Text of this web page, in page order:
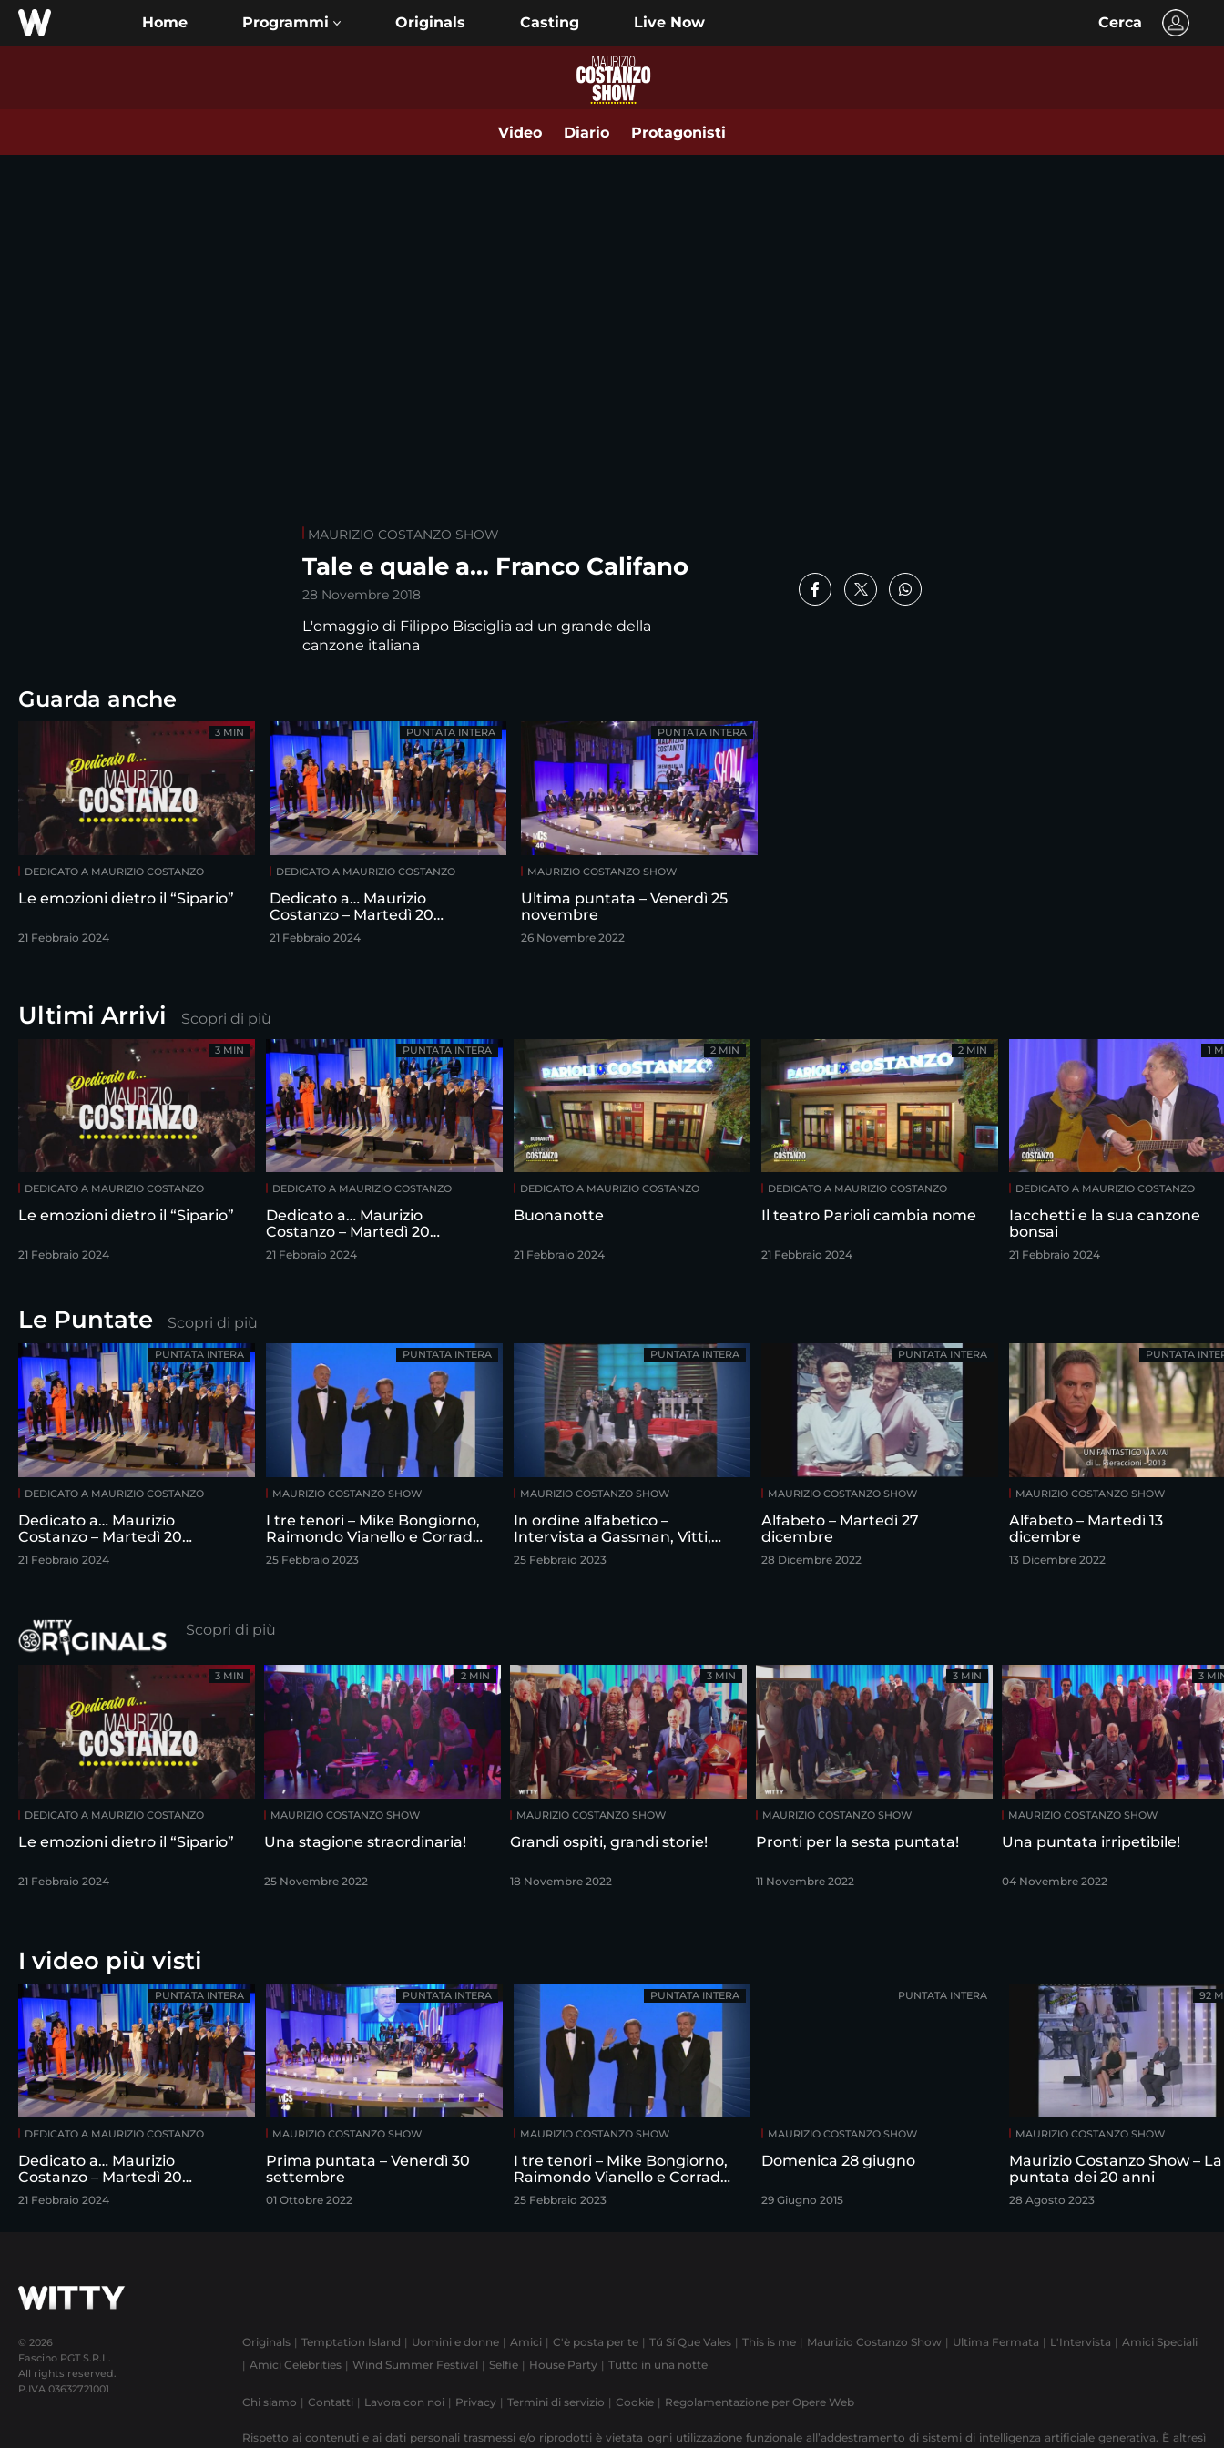
Home Originals Casting Live Now Cerca
Video Diario Protagonisti
MAURIZIO COSTANZO SHOW
Tale e quale a… Franco Califano
28 Novembre 2018
L'omaggio di Filippo Bisciglia ad un grande della
canzone italiana
Guarda anche
DEDICATO A MAURIZIO COSTANZO
Le emozioni dietro il “Sipario”
21 Febbraio 2024
3 MIN
DEDICATO A MAURIZIO COSTANZO
Dedicato a… Maurizio
Costanzo – Martedì 20
febbraio
21 Febbraio 2024
PUNTATA INTERA
MAURIZIO COSTANZO SHOW
Ultima puntata – Venerdì 25
novembre
26 Novembre 2022
PUNTATA INTERA
Ultimi Arrivi Scopri di più
DEDICATO A MAURIZIO COSTANZO
Le emozioni dietro il “Sipario”
21 Febbraio 2024
3 MIN
DEDICATO A MAURIZIO COSTANZO
Dedicato a… Maurizio
Costanzo – Martedì 20
febbraio
21 Febbraio 2024
PUNTATA INTERA
DEDICATO A MAURIZIO COSTANZO
Buonanotte
21 Febbraio 2024
2 MIN
DEDICATO A MAURIZIO COSTANZO
Il teatro Parioli cambia nome
21 Febbraio 2024
2 MIN
DEDICATO A MAURIZIO COSTANZO
Iacchetti e la sua canzone
bonsai
21 Febbraio 2024
1
Le Puntate Scopri di più
DEDICATO A MAURIZIO COSTANZO
Dedicato a… Maurizio
Costanzo – Martedì 20
febbraio
21 Febbraio 2024
PUNTATA INTERA
MAURIZIO COSTANZO SHOW
I tre tenori – Mike Bongiorno,
Raimondo Vianello e Corrado
intervistati da Maurizio
Costanzo
25 Febbraio 2023
PUNTATA INTERA
MAURIZIO COSTANZO SHOW
In ordine alfabetico –
Intervista a Gassman, Vitti,
Sordi
25 Febbraio 2023
PUNTATA INTERA
MAURIZIO COSTANZO SHOW
Alfabeto – Martedì 27
dicembre
28 Dicembre 2022
PUNTATA INTERA
MAURIZIO COSTANZO SHOW
Alfabeto – Martedì 13
dicembre
13 Dicembre 2022
PUNTATA
Scopri di più
DEDICATO A MAURIZIO COSTANZO
Le emozioni dietro il “Sipario”
21 Febbraio 2024
3 MIN
MAURIZIO COSTANZO SHOW
Una stagione straordinaria!
25 Novembre 2022
2 MIN
MAURIZIO COSTANZO SHOW
Grandi ospiti, grandi storie!
18 Novembre 2022
3 MIN
MAURIZIO COSTANZO SHOW
Pronti per la sesta puntata!
11 Novembre 2022
3 MIN
MAURIZIO COSTANZO SHOW
Una puntata irripetibile!
04 Novembre 2022
3
I video più visti
DEDICATO A MAURIZIO COSTANZO
Dedicato a… Maurizio
Costanzo – Martedì 20
febbraio
21 Febbraio 2024
PUNTATA INTERA
MAURIZIO COSTANZO SHOW
Prima puntata – Venerdì 30
settembre
01 Ottobre 2022
PUNTATA INTERA
MAURIZIO COSTANZO SHOW
I tre tenori – Mike Bongiorno,
Raimondo Vianello e Corrado
intervistati da Maurizio
25 Febbraio 2023
PUNTATA INTERA
MAURIZIO COSTANZO SHOW
Domenica 28 giugno
29 Giugno 2015
PUNTATA INTERA
MAURIZIO COSTANZO SHOW
Maurizio Costanzo Show – La
puntata dei 20 anni
28 Agosto 2023
92
© 2026
Fascino PGT S.R.L.
All rights reserved.
P.IVA 03632721001
Originals Temptation Island Uomini e donne Amici C'è posta per te Tú Sí Que Vales This is me Maurizio Costanzo Show Ultima Fermata L'Intervista
Amici Speciali
Amici Celebrities
Wind Summer Festival Selfie House Party Tutto in una notte
Chi siamo Contatti Lavora con noi Privacy Termini di servizio Cookie Regolamentazione per Opere Web
Rispetto ai contenuti e ai dati personali trasmessi e/o riprodotti è vietata ogni utilizzazione funzionale all’addestramento di sistemi di intelligenza artificiale generativa. È altresì